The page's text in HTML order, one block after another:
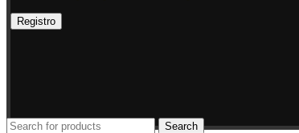
Search